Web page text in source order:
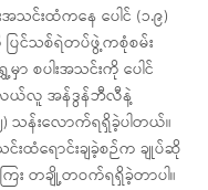
းထံကနေ ပေါင် (၁.၉)
ြင်သစ်ရဲတပ်ဖွဲ့ကစုံစမ်း
ာ စပါးအသင်းကို ပေါင်
းလယ်လူ အန်ဒွန်ဘီလီနဲ့
သန်းလောက်ရရှိခဲ့ပါတယ်။
ရောင်းချခဲ့စဉ်က ချုပ်ဆို
ေး တချို့တဝက်ရရှိခဲ့တာပါ။